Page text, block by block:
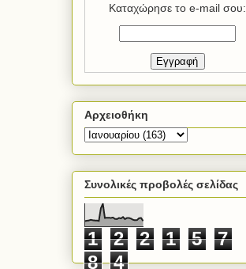
Καταχώρησε το e-mail σου:
Αρχειοθήκη
Συνολικές προβολές σελίδας
1 2 2 1 5
7
8
4